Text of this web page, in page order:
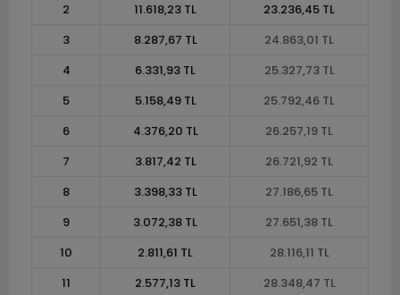
2
11.618,23 TL
23.236,45 TL
3
8.287,67 TL
24.863,01 TL
4
6.331,93 TL
25.327,73 TL
5
5.158,49 TL
25.792,46 TL
6
4.376,20 TL
26.257,19 TL
7
3.817,42 TL
26.721,92 TL
8
3.398,33 TL
27.186,65 TL
9
3.072,38 TL
27.651,38 TL
10
2.811,61 TL
28.116,11 TL
11
2.577,13 TL 28.348,47 TL